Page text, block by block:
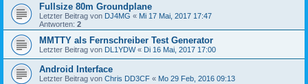
Fullsize 80m Groundplane
Letzter Beitrag von DJ4MG « Mi 17 Mai, 2017 17:47
Antworten: 2
MMTTY als Fernschreiber Test Generator
Letzter Beitrag von DL1YDW« Di 16 Mai, 2017 17:00
Android Interface
Letzter Beitrag von Chris DD3CF « Mo 29 Feb, 2016 09:13